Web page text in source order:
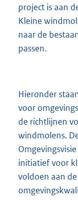
project is aan
Kleine
naar de
passen.
Hieronder
voor
de richtlijnen
windmolens.
initiatief voor
voldoen aan